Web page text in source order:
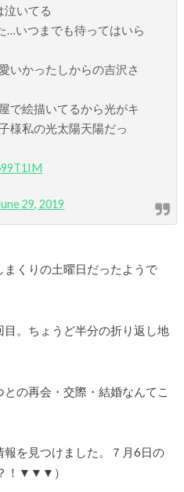
泣いてる
…いつまでも待ってはいら
いかったしからの吉沢さ
で絵描いてるから光がキ
様私の光太陽天陽だっ
29, 2019
くりの土曜日だったようで
。ちょうど半分の折り返し地
の再会・交際・結婚なんてこ
報を見つけました。７月6日の
！▼▼▼）